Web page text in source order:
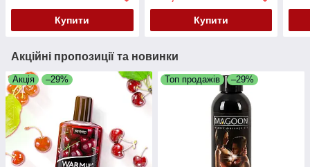
Divinie, 200 мл (термін по
Купити Купити
Акційні пропозиції та новинки
Акція –29% Топ продажів –29%